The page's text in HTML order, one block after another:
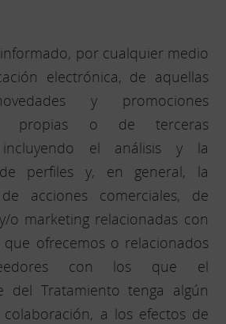
por cualquier medio
electrónica, de aquellas
y promociones
propias o de terceras
incluyendo el análisis y la
perfiles y, en general, la
acciones comerciales, de
o marketing relacionadas con
que ofrecemos o relacionados
con los que el
del Tratamiento tenga algún
a los efectos de